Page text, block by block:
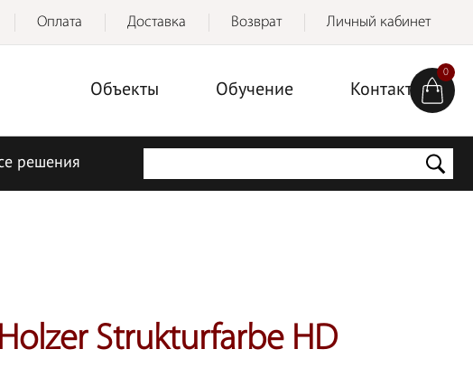
Оплата Доставка Возврат Личный кабинет
Объекты Обучение Контакты
решения
Strukturfarbe HD
0